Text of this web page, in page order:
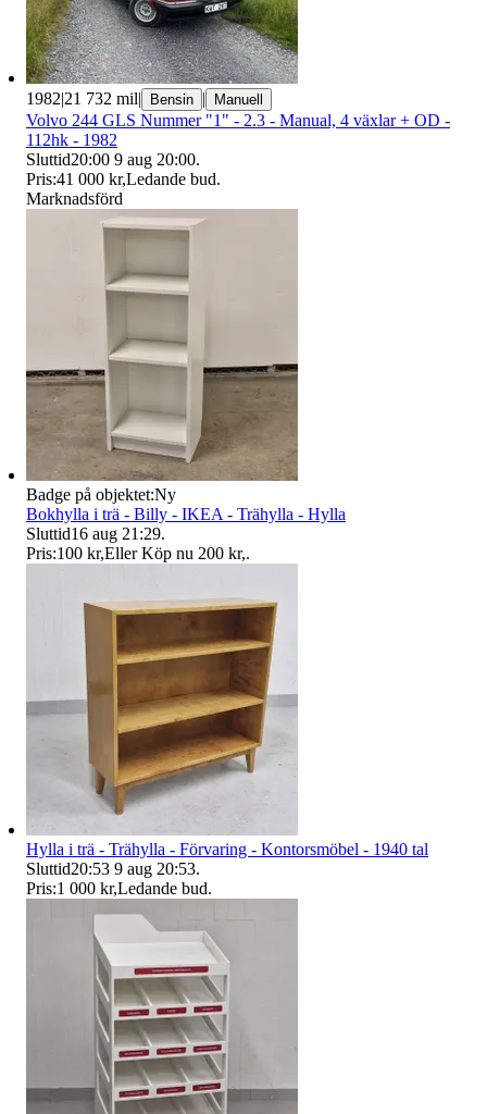
1982|21 732 mil| Bensin | Manuell
Volvo 244 GLS Nummer "1" - 2.3 - Manual, 4 växlar + OD -
112hk - 1982
Sluttid20:00 9 aug 20:00.
Pris:41 000 kr,Ledande bud.
Marknadsförd
Badge på objektet:Ny
Bokhylla i trä - Billy - IKEA - Trähylla - Hylla
Sluttid16 aug 21:29.
Pris:100 kr,Eller Köp nu 200 kr,.
Hylla i trä - Trähylla - Förvaring - Kontorsmöbel - 1940 tal
Sluttid20:53 9 aug 20:53.
Pris:1 000 kr,Ledande bud.